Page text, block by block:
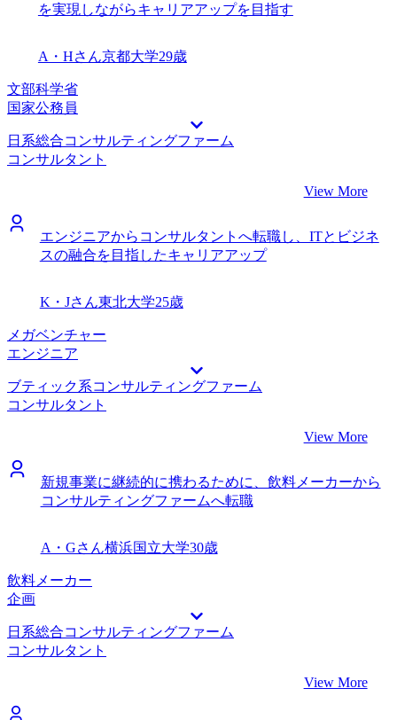
を実現しながらキャリアアップを目指す
A・Hさん京都大学29歳
文部科学省
国家公務員
日系総合コンサルティングファーム
コンサルタント
View More
エンジニアからコンサルタントへ転職し、ITとビジネ
スの融合を目指したキャリアアップ
K・Jさん東北大学25歳
メガベンチャー
エンジニア
ブティック系コンサルティングファーム
コンサルタント
View More
新規事業に継続的に携わるために、飲料メーカーから
コンサルティングファームへ転職
A・Gさん横浜国立大学30歳
飲料メーカー
企画
日系総合コンサルティングファーム
コンサルタント
View More